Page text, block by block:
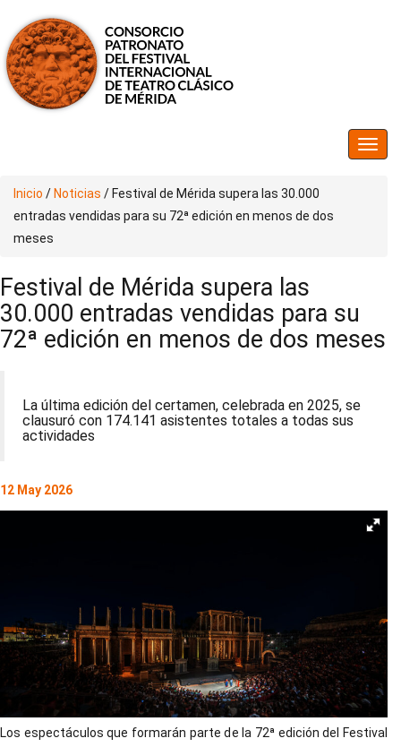
Inicio / Noticias / Festival de Mérida supera las 30.000
entradas vendidas para su 72ª edición en menos de dos
meses
Festival de Mérida supera las
30.000 entradas vendidas para su
72ª edición en menos de dos meses
La última edición del certamen, celebrada en 2025, se
clausuró con 174.141 asistentes totales a todas sus
actividades
12 May 2026
Los espectáculos que formarán parte de la 72ª edición del Festival